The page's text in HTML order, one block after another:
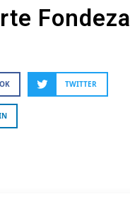
Fondeza
TWITTER